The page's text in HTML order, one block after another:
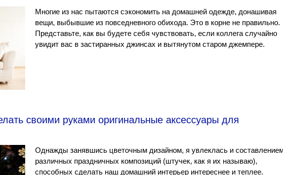
Многие из нас пытаются сэкономить на домашней одежде, донашивая
вещи, выбывшие из повседневного обихода. Это в корне не правильно.
Представьте, как вы будете себя чувствовать, если коллега случайно
увидит вас в застиранных джинсах и вытянутом старом джемпере.
своими руками оригинальные аксессуары для
Однажды занявшись цветочным дизайном, я увлеклась и
различных праздничных композиций (штучек, как я их называю),
способных сделать наш домашний интерьер интереснее и теплее.